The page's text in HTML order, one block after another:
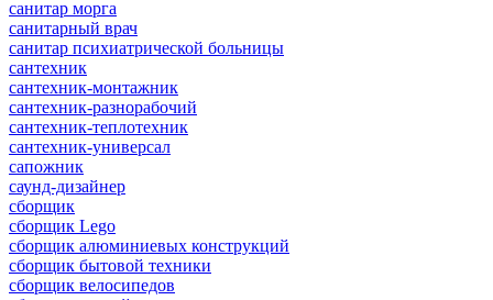
санитар морга
санитарный врач
санитар психиатрической больницы
сантехник
сантехник-монтажник
сантехник-разнорабочий
сантехник-теплотехник
сантехник-универсал
сапожник
саунд-дизайнер
сборщик
сборщик Lego
сборщик алюминиевых конструкций
сборщик бытовой техники
сборщик велосипедов